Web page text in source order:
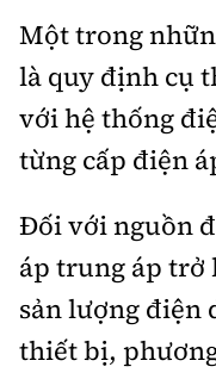
Phó Tổng biên tập:
Nguyễn Đức Thắng,
Hotline:
0901 514 799
Quảng
0915
Email:
Cấm sao chép dưới
chấp thuận bằng văn
Một trong
là quy định cụ
với hệ thống
từng cấp điện
Đối với nguồn
áp trung áp trở
sản lượng điện
thiết bị,